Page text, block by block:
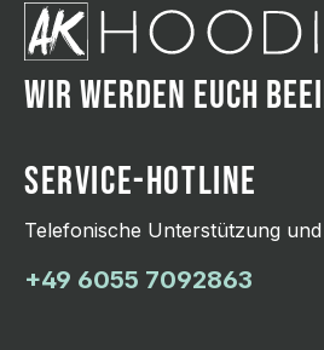
WIR WERDEN EUCH
SERVICE-HOTLINE
Telefonische Unterstützung
+49 6055 7092863